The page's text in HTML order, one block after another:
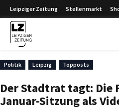
Leipziger Zeitung Stellenmarkt
Politik Leipzig Topposts
Der Stadtrat tagt: Die
Januar-Sitzung als